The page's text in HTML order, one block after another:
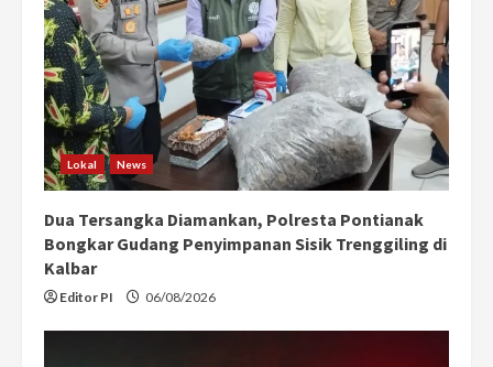
Lokal News
Dua Tersangka Diamankan, Polresta Pontianak
Bongkar Gudang Penyimpanan Sisik Trenggiling di
Kalbar
Editor PI 06/08/2026